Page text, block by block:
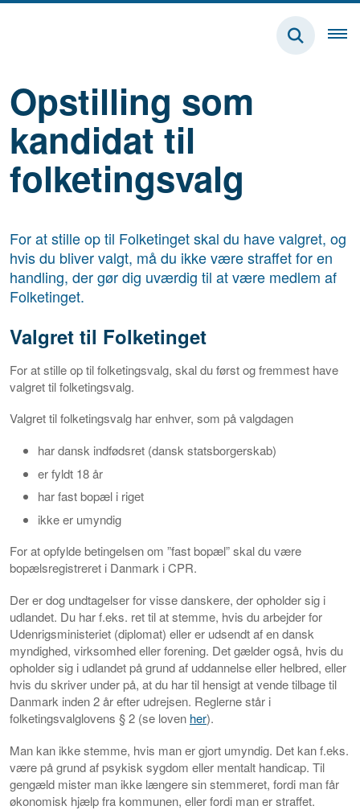
Opstilling som
kandidat til
folketingsvalg
For at stille op til Folketinget skal du have valgret, og
hvis du bliver valgt, må du ikke være straffet for en
handling, der gør dig uværdig til at være medlem af
Folketinget.
Valgret til Folketinget
For at stille op til folketingsvalg, skal du først og fremmest have
valgret til folketingsvalg.
Valgret til folketingsvalg har enhver, som på valgdagen
har dansk indfødsret (dansk statsborgerskab)
er fyldt 18 år
har fast bopæl i riget
ikke er umyndig
For at opfylde betingelsen om ”fast bopæl” skal du være
bopælsregistreret i Danmark i CPR.
Der er dog undtagelser for visse danskere, der opholder sig i
udlandet. Du har f.eks. ret til at stemme, hvis du arbejder for
Udenrigsministeriet (diplomat) eller er udsendt af en dansk
myndighed, virksomhed eller forening. Det gælder også, hvis du
opholder sig i udlandet på grund af uddannelse eller helbred, eller
hvis du skriver under på, at du har til hensigt at vende tilbage til
Danmark inden 2 år efter udrejsen. Reglerne står i
folketingsvalglovens § 2 (se loven her).
Man kan ikke stemme, hvis man er gjort umyndig. Det kan f.eks.
være på grund af psykisk sygdom eller mentalt handicap. Til
gengæld mister man ikke længere sin stemmeret, fordi man får
økonomisk hjælp fra kommunen, eller fordi man er straffet.